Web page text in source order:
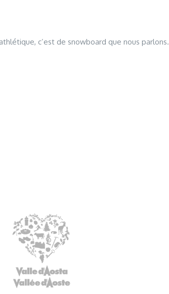
c’est de snowboard que nous parlons.